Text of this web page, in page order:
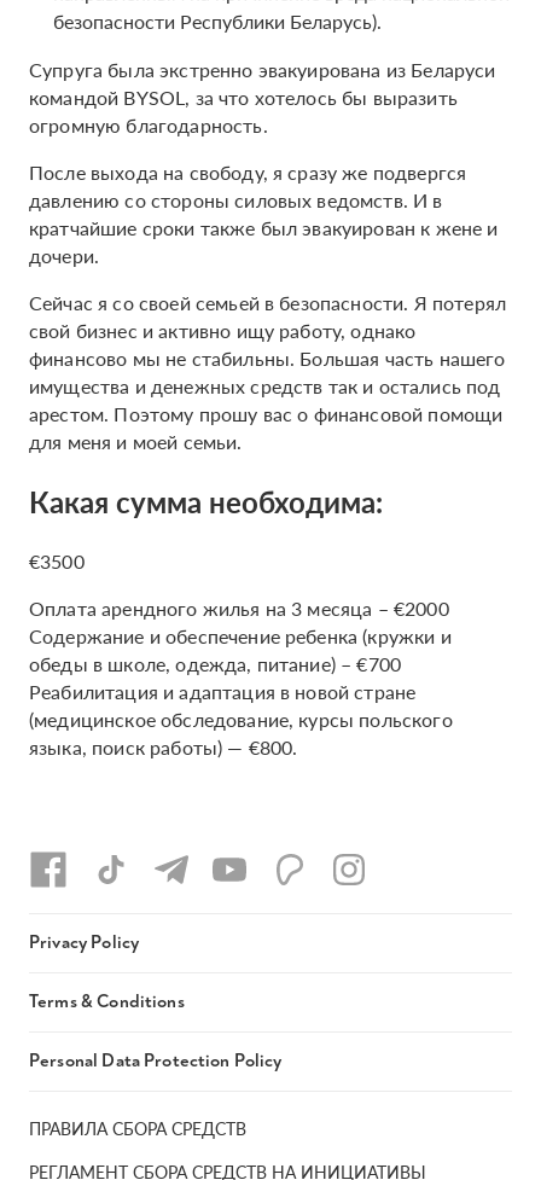
безопасности Республики Беларусь).
Супруга была экстренно эвакуирована из Беларуси
командой BYSOL, за что хотелось бы выразить
огромную благодарность.
После выхода на свободу, я сразу же подвергся
давлению со стороны силовых ведомств. И в
кратчайшие сроки также был эвакуирован к жене и
дочери.
Сейчас я со своей семьей в безопасности. Я потерял
свой бизнес и активно ищу работу, однако
финансово мы не стабильны. Большая часть нашего
имущества и денежных средств так и остались под
арестом. Поэтому прошу вас о финансовой помощи
для меня и моей семьи.
Какая сумма необходима:
€3500
Оплата арендного жилья на 3 месяца – €2000
Содержание и обеспечение ребенка (кружки и
обеды в школе, одежда, питание) – €700
Реабилитация и адаптация в новой стране
(медицинское обследование, курсы польского
языка, поиск работы) — €800.
ПРАВИЛА СБОРА СРЕДСТВ
РЕГЛАМЕНТ СБОРА СРЕДСТВ НА ИНИЦИАТИВЫ
Privacy Policy
Terms & Conditions
Personal Data Protection Policy